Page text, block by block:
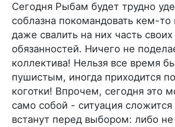
Сегодня Рыбам будет трудно
соблазна покомандовать кем-то
даже свалить на них часть
обязанностей. Ничего не
коллектива! Нельзя все время
пушистым, иногда приходится
коготки! Впрочем, сегодня это
само собой - ситуация
встанут перед выбором: либо не